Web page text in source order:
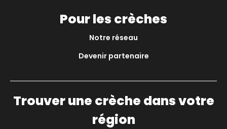
Pour les crèches
Notre réseau
Devenir partenaire
Trouver une crèche dans votre
région